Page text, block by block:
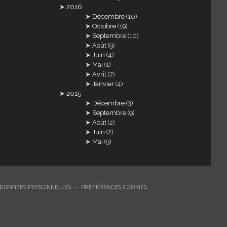
2016
Décembre (10)
Octobre (19)
Septembre (10)
Août (9)
Juin (4)
Mai (1)
Avril (7)
Janvier (4)
2015
Décembre (3)
Septembre (9)
Août (2)
Juin (2)
Mai (9)
PERSONNELLES PRÉFÉRENCES COOKIES